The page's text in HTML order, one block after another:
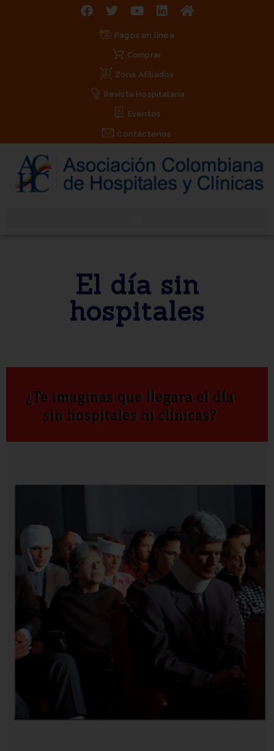
Pagos en línea
Comprar
Zona Afiliados
Revista Hospitalaria
Eventos
Contáctenos
El día sin
hospitales